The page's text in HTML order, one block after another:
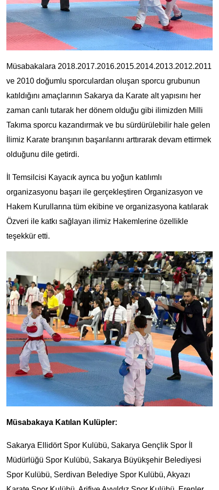
Müsabakalara 2018.2017.2016.2015.2014.2013.2012.2011
ve 2010 doğumlu sporculardan oluşan sporcu grubunun
katıldığını amaçlarının Sakarya da Karate alt yapısını her
zaman canlı tutarak her dönem olduğu gibi ilimizden Milli
Takıma sporcu kazandırmak ve bu sürdürülebilir hale gelen
İlimiz Karate branşının başarılarını arttırarak devam ettirmek
olduğunu dile getirdi.
İl Temsilcisi Kayacık ayrıca bu yoğun katılımlı
organizasyonu başarı ile gerçekleştiren Organizasyon ve
Hakem Kurullarına tüm ekibine ve organizasyona katılarak
Özveri ile katkı sağlayan ilimiz Hakemlerine özellikle
teşekkür etti.
Müsabakaya Katılan Kulüpler:
Sakarya Ellidört Spor Kulübü, Sakarya Gençlik Spor İl
Müdürlüğü Spor Kulübü, Sakarya Büyükşehir Belediyesi
Spor Kulübü, Serdivan Belediye Spor Kulübü, Akyazı